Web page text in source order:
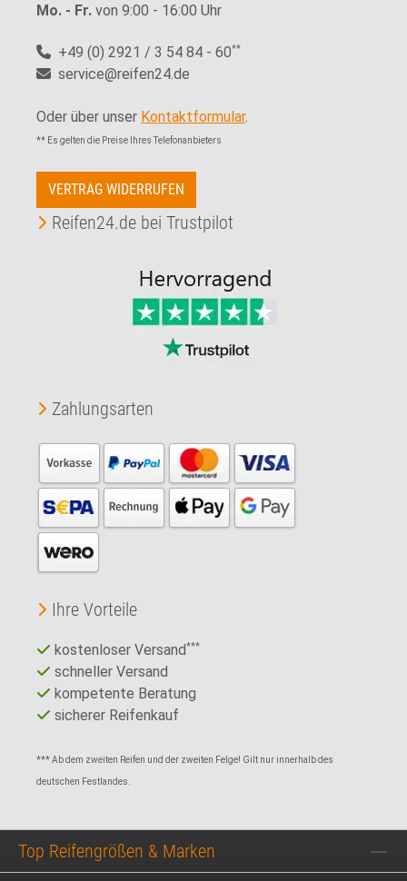
Mo. - Fr. von 9:00 - 16:00 Uhr
+49 (0) 2921 / 3 54 84 - 60**
service@reifen24.de
Oder über unser Kontaktformular.
** Es gelten die Preise Ihres Telefonanbieters
VERTRAG WIDERRUFEN
Reifen24.de bei Trustpilot
Zahlungsarten
Ihre Vorteile
kostenloser Versand***
schneller Versand
kompetente Beratung
sicherer Reifenkauf
*** Ab dem zweiten Reifen und der zweiten Felge! Gilt nur innerhalb des
deutschen Festlandes.
Top Reifengrößen & Marken